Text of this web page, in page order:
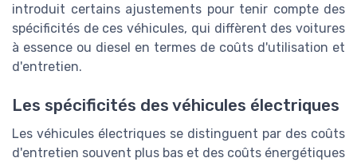
introduit certains ajustements pour tenir compte des
spécificités de ces véhicules, qui diffèrent des voitures
à essence ou diesel en termes de coûts d'utilisation et
d'entretien.
Les spécificités des véhicules électriques
Les véhicules électriques se distinguent par des coûts
d'entretien souvent plus bas et des coûts énergétiques